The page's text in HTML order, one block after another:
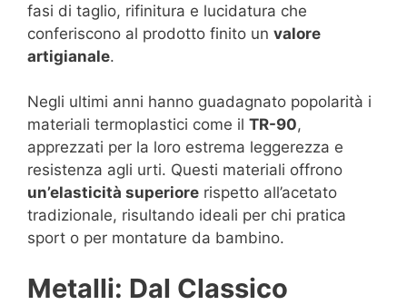
fasi di taglio, rifinitura e lucidatura che
conferiscono al prodotto finito un valore
artigianale.
Negli ultimi anni hanno guadagnato popolarità i
materiali termoplastici come il TR-90,
apprezzati per la loro estrema leggerezza e
resistenza agli urti. Questi materiali offrono
un’elasticità superiore rispetto all’acetato
tradizionale, risultando ideali per chi pratica
sport o per montature da bambino.
Metalli: Dal Classico